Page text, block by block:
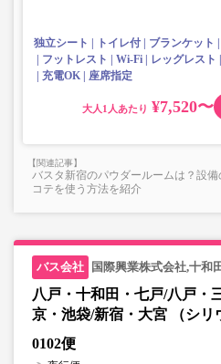
独立シート トイレ付 ブランケット
フットレスト
Wi-Fi レッグレスト
充電OK
座席指定
大人 ¥7,520〜
バスタ新宿のパウダールームは？設備
コテを使う方法を紹介
国際興業株式会社,十和
八戸・十和田・七戸/八戸
京・池袋/新宿・大宮 （シリ
0102便